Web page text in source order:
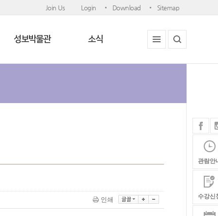
Join Us Login Download Sitemap
성보박물관 소식
인쇄
관람안
수강신